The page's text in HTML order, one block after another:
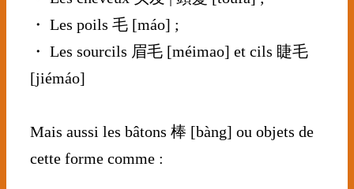
・ Les poils 毛 [máo] ;
・ Les sourcils 眉毛 [méimao] et cils 睫毛
[jiémáo]
Mais aussi les bâtons 棒 [bàng] ou objets de
cette forme comme :